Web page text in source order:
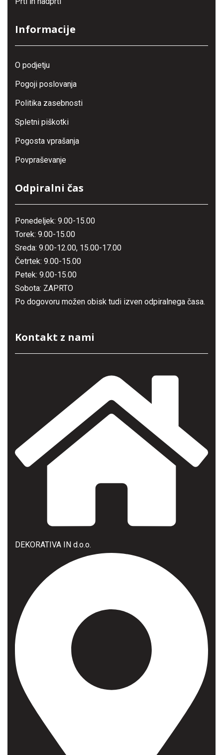
Informacije
O podjetju
Pogoji poslovanja
Politika zasebnosti
Spletni piškotki
Pogosta vprašanja
Povpraševanje
Odpiralni čas
Ponedeljek: 9.00-15.00
Torek: 9.00-15.00
Sreda: 9.00-12.00, 15.00-17.00
Četrtek: 9.00-15.00
Petek: 9.00-15.00
Sobota: ZAPRTO
Po dogovoru možen obisk tudi izven odpiralnega časa.
Kontakt z nami
DEKORATIVA IN d.o.o.